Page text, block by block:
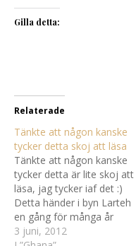
Gilla detta:
Relaterade
Tänkte att någon kanske
tycker detta skoj att läsa
Tänkte att någon kanske
tycker detta är lite skoj att
läsa, jag tycker iaf det :)
Detta händer i byn Larteh
en gång för många år
sedan. Uppdaterade så att
3 juni, 2012